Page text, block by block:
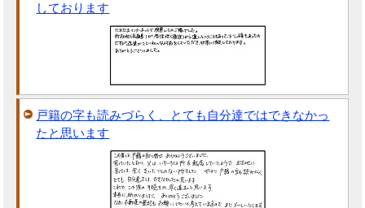
しております
戸籍の字も読みづらく、とても自分達ではできなかっ
たと思います